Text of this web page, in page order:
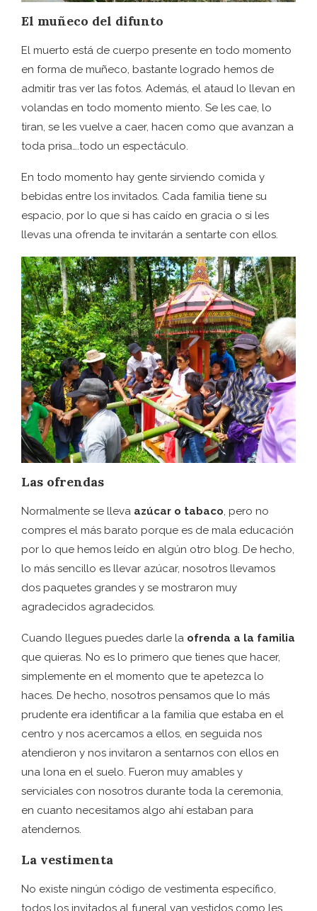
El muñeco del difunto
El muerto está de cuerpo presente en todo momento
en forma de muñeco, bastante logrado hemos de
admitir tras ver las fotos. Además, el ataud lo llevan en
volandas en todo momento miento. Se les cae, lo
tiran, se les vuelve a caer, hacen como que avanzan a
toda prisa….todo un espectáculo.
En todo momento hay gente sirviendo comida y
bebidas entre los invitados. Cada familia tiene su
espacio, por lo que si has caído en gracia o si les
llevas una ofrenda te invitarán a sentarte con ellos.
Las ofrendas
Normalmente se lleva azúcar o tabaco, pero no
compres el más barato porque es de mala educación
por lo que hemos leído en algún otro blog. De hecho,
lo más sencillo es llevar azúcar, nosotros llevamos
dos paquetes grandes y se mostraron muy
agradecidos agradecidos.
Cuando llegues puedes darle la ofrenda a la familia
que quieras. No es lo primero que tienes que hacer,
simplemente en el momento que te apetezca lo
haces. De hecho, nosotros pensamos que lo más
prudente era identificar a la familia que estaba en el
centro y nos acercamos a ellos, en seguida nos
atendieron y nos invitaron a sentarnos con ellos en
una lona en el suelo. Fueron muy amables y
serviciales con nosotros durante toda la ceremonia,
en cuanto necesitamos algo ahí estaban para
atendernos.
La vestimenta
No existe ningún código de vestimenta específico,
todos los invitados al funeral van vestidos como les